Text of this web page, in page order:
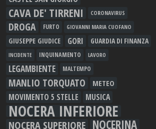
CAVA DE' TIRRENI CORONAVIRUS
DROGA FURTO GIOVANNI MARIA CUOFANO
GIUSEPPE GIUDICE GORI GUARDIA DI FINANZA
INCIDENTE INQUINAMENTO LAVORO
LEGAMBIENTE MALTEMPO
MANLIO TORQUATO METEO
MOVIMENTO 5 STELLE MUSICA
NOCERA INFERIORE
NOCERA SUPERIORE NOCERINA